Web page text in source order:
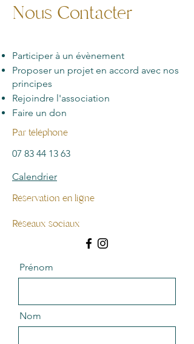
Nous Contacter
Participer à un évènement
Proposer un projet en accord avec nos
principes
Rejoindre l'association
Faire un don
Par téléphone
07 83 44 13 63
Calendrier
Réservation en ligne
Réseaux sociaux
Prénom
Nom